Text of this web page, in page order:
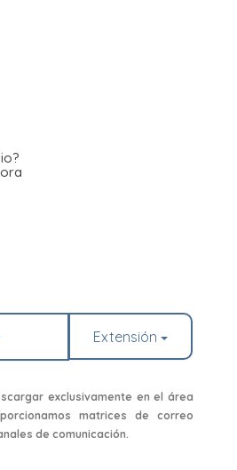
Extensión
exclusivamente en el área
matrices de correo
de comunicación.